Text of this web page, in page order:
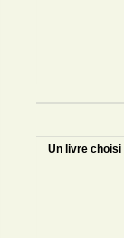
Un livre choisi